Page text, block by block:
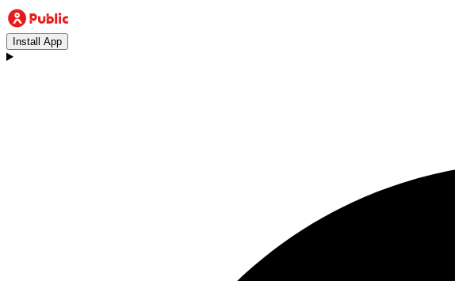
Install App